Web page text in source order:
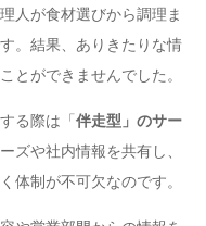
人が食材選びから調理ま
。結果、ありきたりな情
とができませんでした。
る際は「 伴走型」のサー
ズや社内情報を共有し、
体制が不可欠なのです。